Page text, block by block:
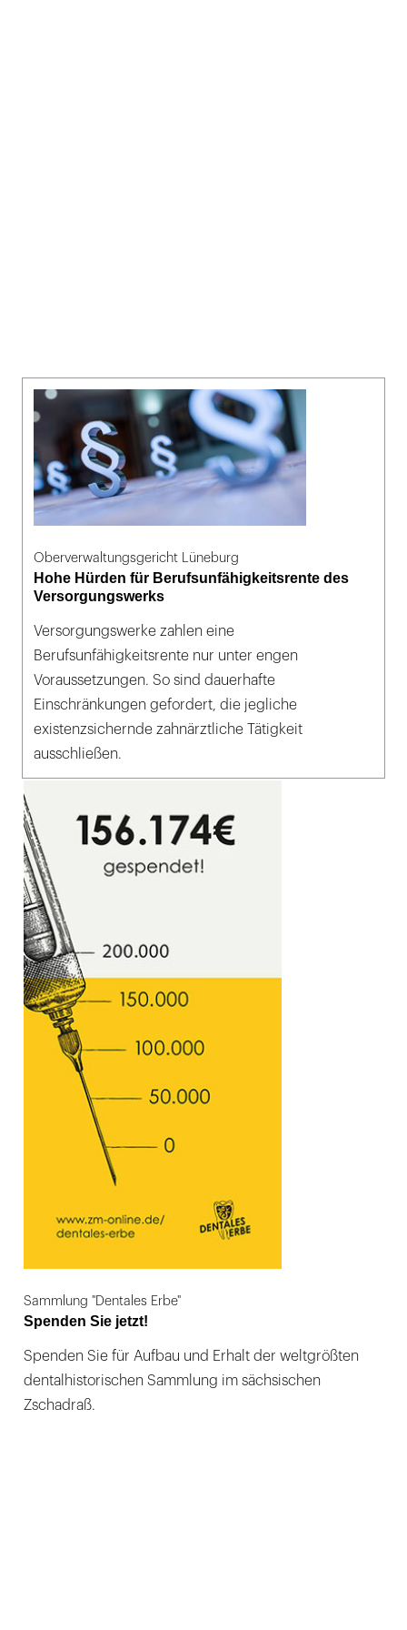
Oberverwaltungsgericht Lüneburg
Hohe Hürden für Berufsunfähigkeitsrente des
Versorgungswerks
Versorgungswerke zahlen eine
Berufsunfähigkeitsrente nur unter engen
Voraussetzungen. So sind dauerhafte
Einschränkungen gefordert, die jegliche
existenzsichernde zahnärztliche Tätigkeit
ausschließen.
Sammlung "Dentales Erbe"
Spenden Sie jetzt!
Spenden Sie für Aufbau und Erhalt der weltgrößten
dentalhistorischen Sammlung im sächsischen
Zschadraß.